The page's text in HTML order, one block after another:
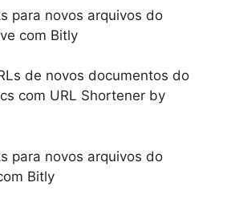
para novos arquivos do
com Bitly
de novos documentos do
com URL Shortener by
para novos arquivos do
Bitly